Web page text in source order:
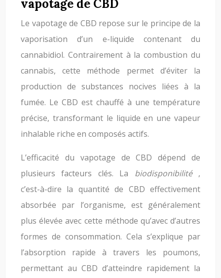
vapotage de CBD
Le vapotage de CBD repose sur le principe de la
vaporisation d’un e-liquide contenant du
cannabidiol. Contrairement à la combustion du
cannabis, cette méthode permet d’éviter la
production de substances nocives liées à la
fumée. Le CBD est chauffé à une température
précise, transformant le liquide en une vapeur
inhalable riche en composés actifs.
L’efficacité du vapotage de CBD dépend de
plusieurs facteurs clés. La biodisponibilité ,
c’est-à-dire la quantité de CBD effectivement
absorbée par l’organisme, est généralement
plus élevée avec cette méthode qu’avec d’autres
formes de consommation. Cela s’explique par
l’absorption rapide à travers les poumons,
permettant au CBD d’atteindre rapidement la